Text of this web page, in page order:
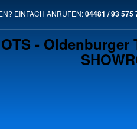
ERREICHST DU UNS
Du Probleme mit der Website
EINFACH ANRUFEN:04481 / 93 575